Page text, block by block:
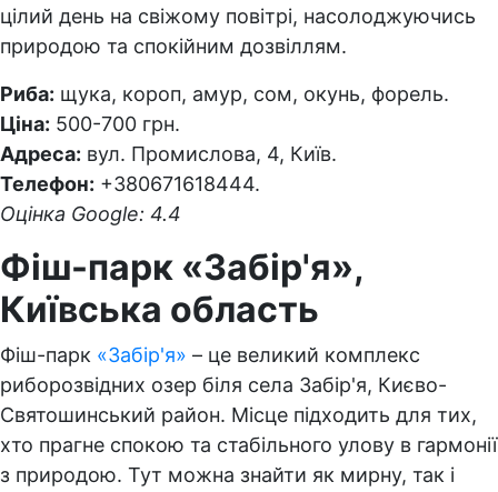
цілий день на свіжому повітрі, насолоджуючись
природою та спокійним дозвіллям.
Риба: щука, короп, амур, сом, окунь, форель.
Ціна: 500-700 грн.
Адреса: вул. Промислова, 4, Київ.
Телефон: +380671618444.
Оцінка Google: 4.4
Фіш-парк «Забір'я»,
Київська область
Фіш-парк «Забір'я» – це великий комплекс
риборозвідних озер біля села Забір'я, Києво-
Святошинський район. Місце підходить для тих,
хто прагне спокою та стабільного улову в гармонії
з природою. Тут можна знайти як мирну, так і